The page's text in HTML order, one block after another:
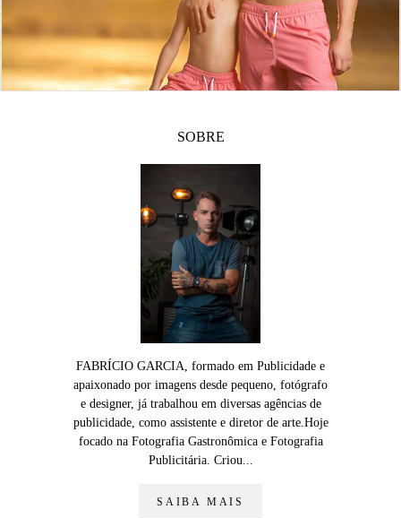
SOBRE
FABRÍCIO GARCIA, formado em Publicidade e
apaixonado por imagens desde pequeno, fotógrafo
e designer, já trabalhou em diversas agências de
publicidade, como assistente e diretor de arte.Hoje
focado na Fotografia Gastronômica e Fotografia
Publicitária. Criou...
SAIBA MAIS